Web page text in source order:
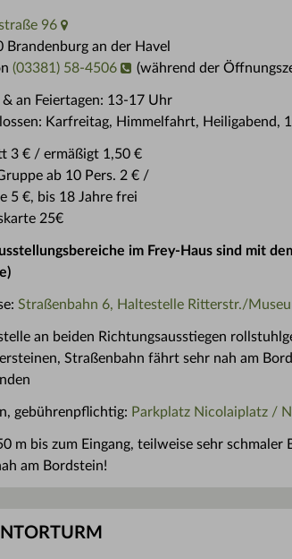
96
Brandenburg an der Havel
(03381) 58-4506 (während der
& an Feiertagen: 13-17 Uhr
Karfreitag, Himmelfahrt, Heiligabend,
3 € / ermäßigt 1,50 €
ab 10 Pers. 2 € /
5 €, bis 18 Jahre frei
25€
im Frey-Haus sind mit
Straßenbahn 6, Haltestelle Ritterstr./
an beiden Richtungsausstiegen
Straßenbahn fährt sehr nah am
gebührenpflichtig: Parkplatz Nicolaiplatz /
m bis zum Eingang, teilweise sehr
am Bordstein!